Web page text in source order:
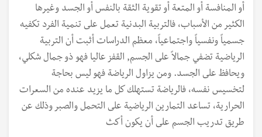
أو المنافسة أو المتعة أو تقوية الثقة بالنفس أو الجسد وغيرها
الكثير من الأسباب، فالتربية البدنية تعمل على تنمية الفرد تكفيه
جسمياً ونفسياً واجتماعياً، معظم الدراسات أثبت أن التربية
الرياضية تضفي جمالاً على الجسم, القفز عاليا فهو ذو جمال شكلي،
ويحافظ على الجسد. ومن يزاول الرياضة فهو ليس بحاجة
لتخسيس نفسه، فالرياضة تستهلك كل ما يزيد عنده من السعرات
الحرارية، تساعد التمارين الرياضية على التحمل والصبر وذلك عن
طريق تدريب الجسم على أن يكون أكث